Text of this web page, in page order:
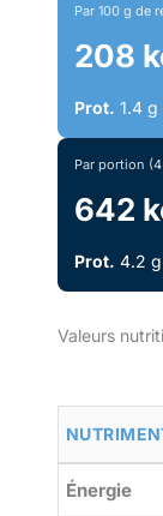
Par 100 g de
208
Prot. 1.4
Par portion
642
Prot. 4.2
Valeurs
Énergie